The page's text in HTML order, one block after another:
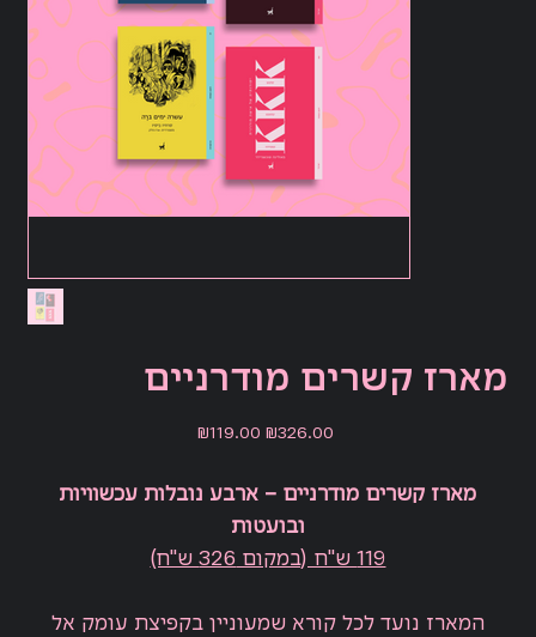
מארז קשרים מודרניים
Original
price
₪326.00
Sale
price
₪119.00
מארז קשרים מודרניים – ארבע נובלות עכשוויות
ובועטות
119 ש"ח (במקום 326 ש"ח)
המארז נועד לכל קורא שמעוניין בקפיצת עומק אל